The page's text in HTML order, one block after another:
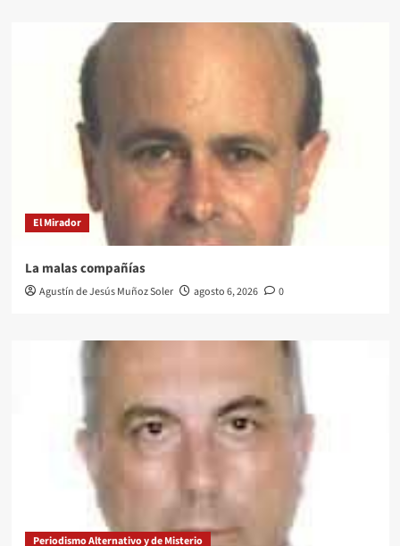
El Mirador
La malas compañías
Agustín de Jesús Muñoz Soler agosto 6, 2026 0
Periodismo Alternativo y de Misterio